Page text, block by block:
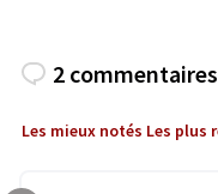
2 commentaires
Les mieux notés Les plus